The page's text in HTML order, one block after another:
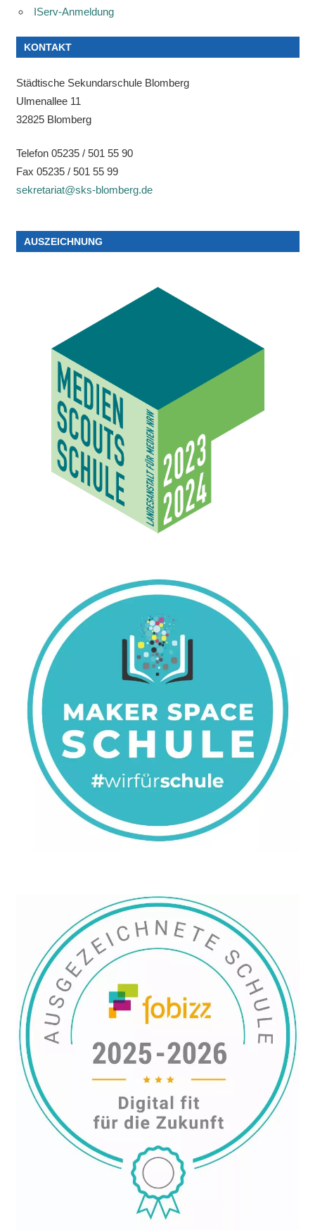
IServ-Anmeldung
KONTAKT
Städtische Sekundarschule Blomberg
Ulmenallee 11
32825 Blomberg
Telefon 05235 / 501 55 90
Fax 05235 / 501 55 99
sekretariat@sks-blomberg.de
AUSZEICHNUNG